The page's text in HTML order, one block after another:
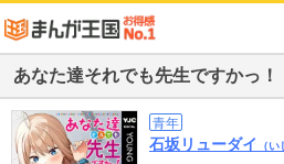
あなた達それでも先生ですかっ！
青年
石坂リューダイ （